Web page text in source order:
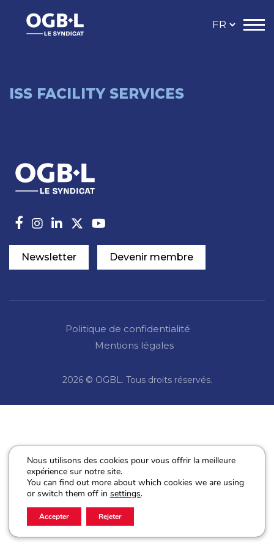
ISS FACILITY SERVICES
Newsletter Devenir membre
Politique de confidentialité
Mentions légales
2026 © OGBL. Tous droits réservés.
Nous utilisons des cookies pour vous offrir la meilleure
expérience sur notre site.
You can find out more about which cookies we are using
or switch them off in settings.
Accepter Rejeter